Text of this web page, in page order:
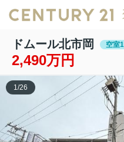
ドムール北市岡 空室1
2,490万円
1/26